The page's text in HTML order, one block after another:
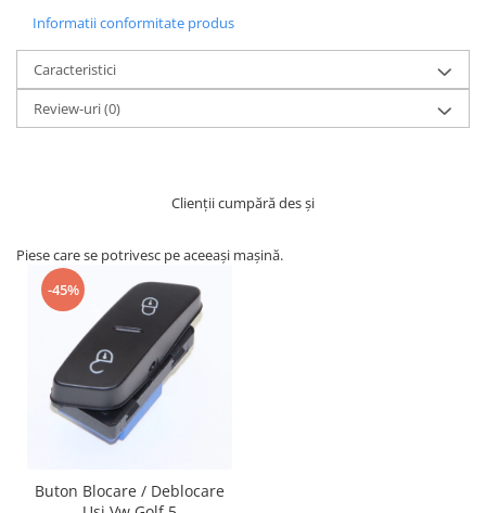
Informatii conformitate produs
Caracteristici
Review-uri(0)
Clienții cumpără des și
Piese care se potrivesc pe aceeași mașină.
-45%
Buton Blocare / Deblocare